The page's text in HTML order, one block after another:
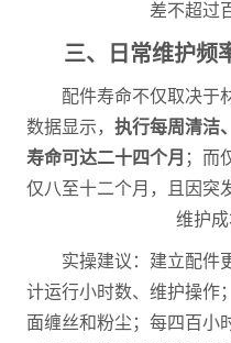
差不超过
三、日常维护频
配件寿命不仅取决于
数据显示， 执行每周清洁
寿命可达二十四个月 ；而
仅八至十二个月，且因突
维护成
实操建议：建立配件
计运行小时数、维护操作
面缠丝和粉尘；每四百小